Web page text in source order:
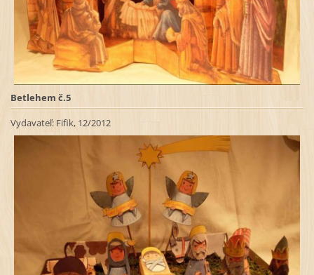
Betlehem č.5
Vydavateľ: Fifik, 12/2012